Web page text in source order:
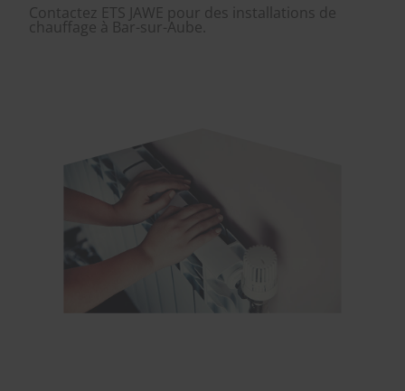
Contactez ETS JAWE pour des installations de
chauffage à Bar-sur-Aube.